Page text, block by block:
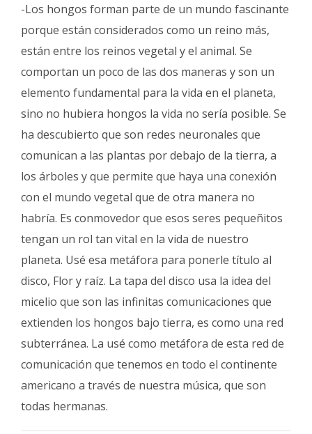
-Los hongos forman parte de un mundo fascinante
porque están considerados como un reino más,
están entre los reinos vegetal y el animal. Se
comportan un poco de las dos maneras y son un
elemento fundamental para la vida en el planeta,
sino no hubiera hongos la vida no sería posible. Se
ha descubierto que son redes neuronales que
comunican a las plantas por debajo de la tierra, a
los árboles y que permite que haya una conexión
con el mundo vegetal que de otra manera no
habría. Es conmovedor que esos seres pequeñitos
tengan un rol tan vital en la vida de nuestro
planeta. Usé esa metáfora para ponerle título al
disco, Flor y raíz. La tapa del disco usa la idea del
micelio que son las infinitas comunicaciones que
extienden los hongos bajo tierra, es como una red
subterránea. La usé como metáfora de esta red de
comunicación que tenemos en todo el continente
americano a través de nuestra música, que son
todas hermanas.